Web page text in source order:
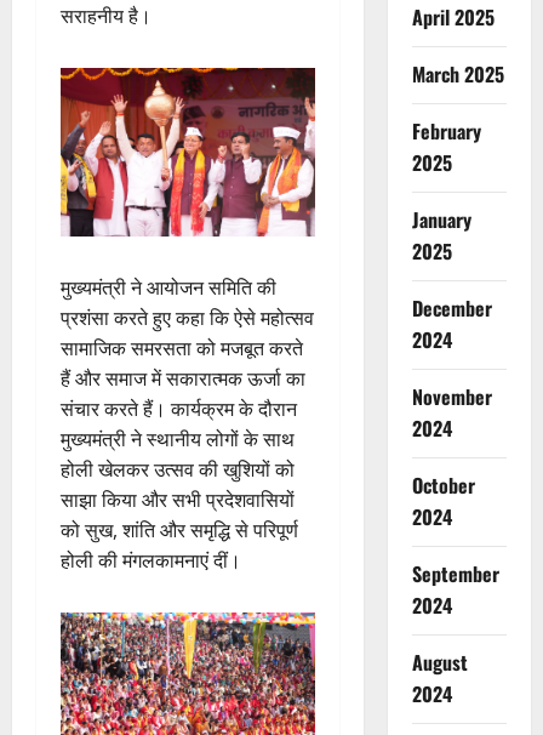
सराहनीय है।
मुख्यमंत्री ने आयोजन समिति की
प्रशंसा करते हुए कहा कि ऐसे महोत्सव
सामाजिक समरसता को मजबूत करते
हैं और समाज में सकारात्मक ऊर्जा का
संचार करते हैं। कार्यक्रम के दौरान
मुख्यमंत्री ने स्थानीय लोगों के साथ
होली खेलकर उत्सव की खुशियों को
साझा किया और सभी प्रदेशवासियों
को सुख, शांति और समृद्धि से परिपूर्ण
होली की मंगलकामनाएं दीं।
April 2025
March 2025
February
2025
January
2025
December
2024
November
2024
October
2024
September
2024
August
2024